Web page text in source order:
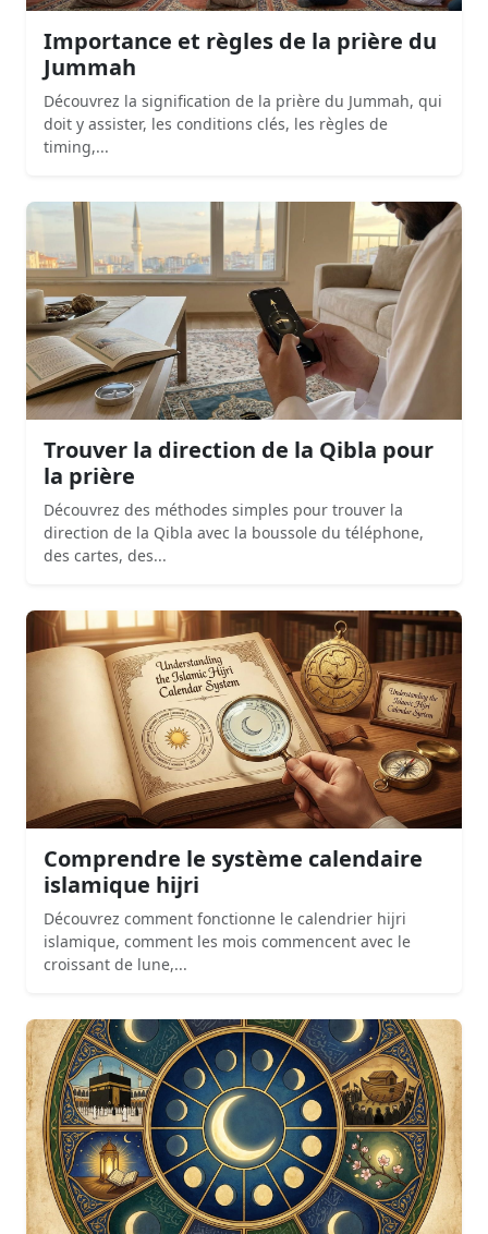
Importance et règles de la prière du
Jummah
Découvrez la signification de la prière du Jummah, qui
doit y assister, les conditions clés, les règles de
timing,...
Trouver la direction de la Qibla pour
la prière
Découvrez des méthodes simples pour trouver la
direction de la Qibla avec la boussole du téléphone,
des cartes, des...
Comprendre le système calendaire
islamique hijri
Découvrez comment fonctionne le calendrier hijri
islamique, comment les mois commencent avec le
croissant de lune,...